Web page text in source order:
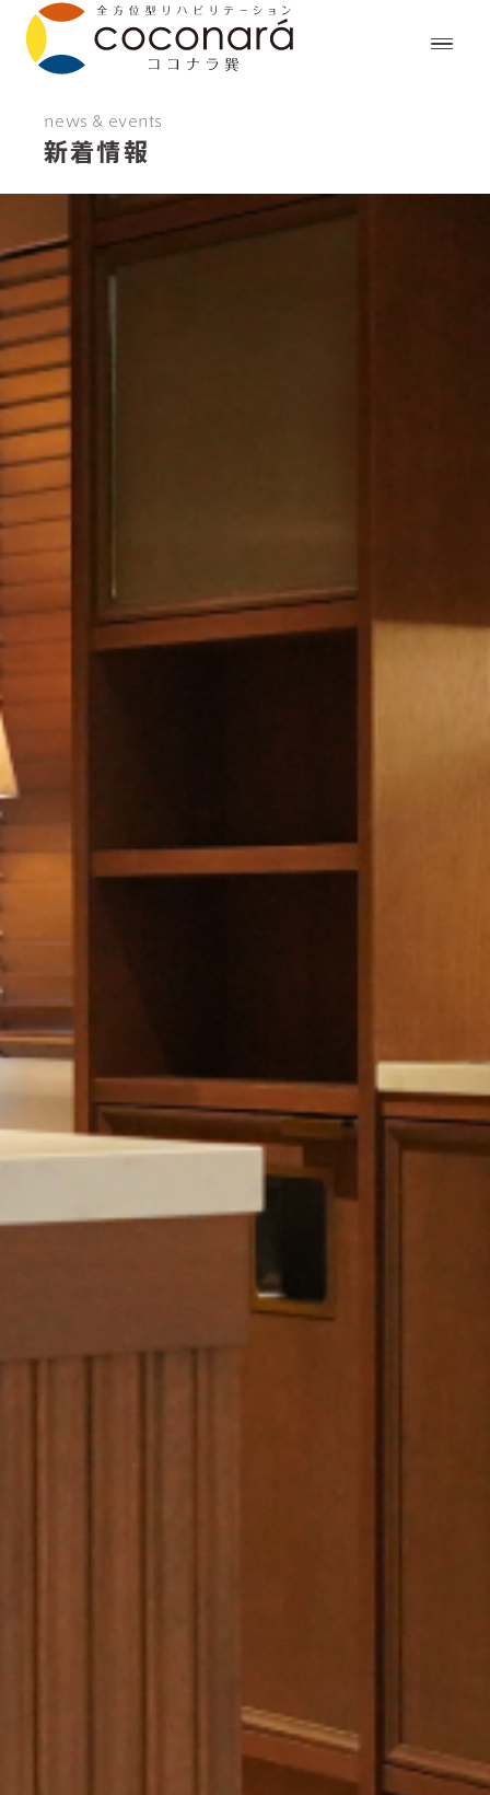
news & events
新着情報